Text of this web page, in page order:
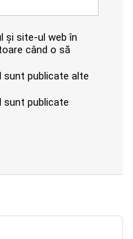
și site-ul web în
când o să
sunt publicate alte
sunt publicate